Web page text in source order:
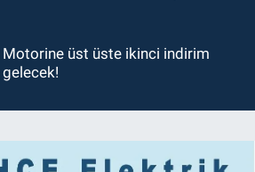
Motorine üst üste ikinci indirim
gelecek!